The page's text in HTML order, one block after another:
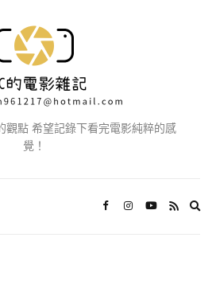
觀點 希望記錄下看完電影純粹的感
覺！